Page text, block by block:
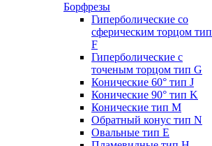
Борфрезы
Гиперболические cо
сферическим торцом тип
F
Гиперболические с
точеным торцом тип G
Конические 60° тип J
Конические 90° тип K
Конические тип M
Обратный конус тип N
Овальные тип E